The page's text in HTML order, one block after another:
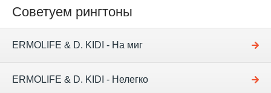
Советуем рингтоны
ERMOLIFE & D. KIDI - На миг
ERMOLIFE & D. KIDI - Нелегко